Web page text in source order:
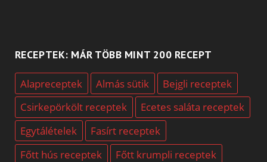
RECEPTEK: MÁR TÖBB MINT 200 RECEPT
Alapreceptek Almás sütik
Bejgli receptek
Csirkepörkölt receptek
Ecetes saláta receptek
Egytálételek
Fasírt receptek
Főtt hús receptek
Főtt krumpli receptek